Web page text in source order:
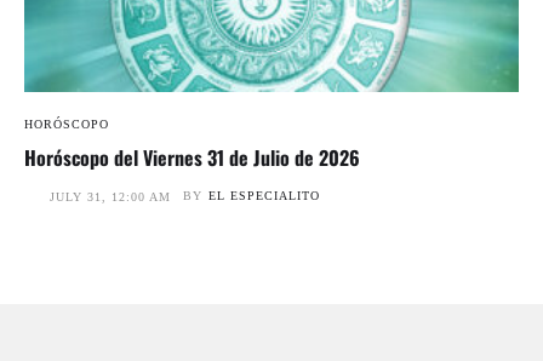
HORÓSCOPO
Horóscopo del Viernes 31 de Julio de 2026
JULY 31, 12:00 AM BY EL ESPECIALITO